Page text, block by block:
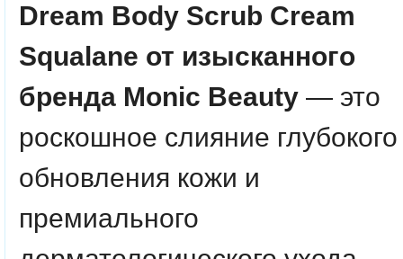
Dream Body Scrub Cream
Squalane от изысканного
бренда Monic Beauty — это
роскошное слияние глубокого
обновления кожи и
премиального